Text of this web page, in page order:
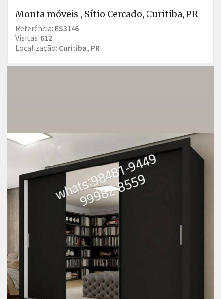
Monta móveis , Sítio Cercado, Curitiba, PR
Referência: ES3146
Visitas: 612
Localização: Curitiba, PR